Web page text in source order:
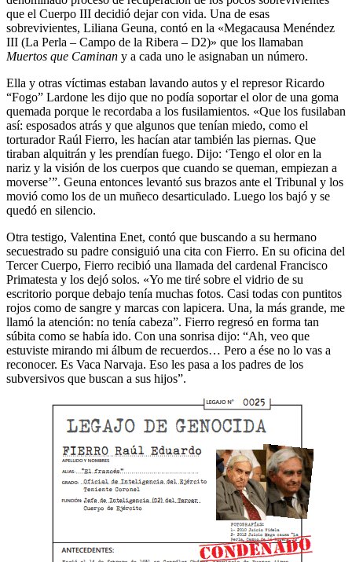
que el Cuerpo III decidió dejar con vida. Una de esas
sobrevivientes, Liliana Geuna, contó en la «Megacausa Menéndez
III (La Perla – Campo de la Ribera – D2)» que los llamaban
Muertos que Caminan y a cada uno le asignaban un número.
Ella y otras víctimas estaban lavando autos y el represor Ricardo
“Fogo” Lardone les dijo que no podía soportar el olor de una goma
quemada porque le recordaba a los fusilamientos. «Que los fusilaban
así: esposados atrás y que algunos que tenían miedo, como el
torturador Raúl Fierro, les hacían atar también las piernas. Que
tiraban alquitrán y les prendían fuego. Dijo: ‘Tengo el olor en la
nariz y la visión de los cuerpos que cuando se queman, empiezan a
moverse’”. Geuna entonces levantó sus brazos ante el Tribunal y los
movió como los de un muñeco desarticulado. Luego los bajó y se
quedó en silencio.
Otra testigo, Valentina Enet, contó que buscando a su hermano
secuestrado su padre consiguió una cita con Fierro. En su oficina del
Tercer Cuerpo, Fierro recibió una llamada del cardenal Francisco
Primatesta y los dejó solos. «Yo me tiré sobre el vidrio de su
escritorio porque debajo tenía muchas fotos. Casi todas con puntitos
rojos como de sangre y marcas con lapicera. Una, la más grande, me
llamó la atención: no tenía cabeza”. Fierro regresó en forma tan
súbita como se había ido. Con una sonrisa dijo: “Ah, veo que
estuviste mirando mi álbum de recuerdos… Pero a ése no lo vas a
reconocer. Es Vaca Narvaja. Eso les pasa a los padres de los
subversivos que buscan a sus hijos”.